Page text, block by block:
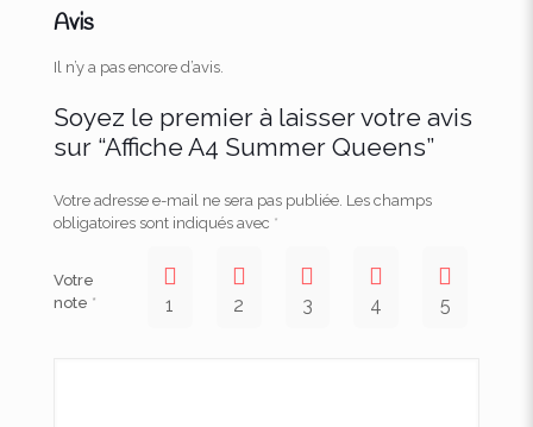
Avis
Il n’y a pas encore d’avis.
Soyez le premier à laisser votre avis
sur “Affiche A4 Summer Queens”
Votre adresse e-mail ne sera pas publiée. Les champs
obligatoires sont indiqués avec *
Votre
note * 1 2 3 4 5